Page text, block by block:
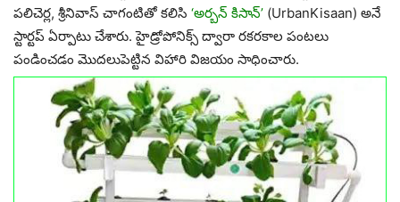
పలిచెర్ల, శ్రీనివాస్ చాగంటితో కలిసి ‘అర్బన్ కిసాన్’ (UrbanKisaan) అనే
స్టార్టప్‌ ఏర్పాటు చేశారు. హైడ్రోపోనిక్స్ ద్వారా రకరకాల పంటలు
పండించడం మొదలుపెట్టిన విహారి విజయం సాధించారు.